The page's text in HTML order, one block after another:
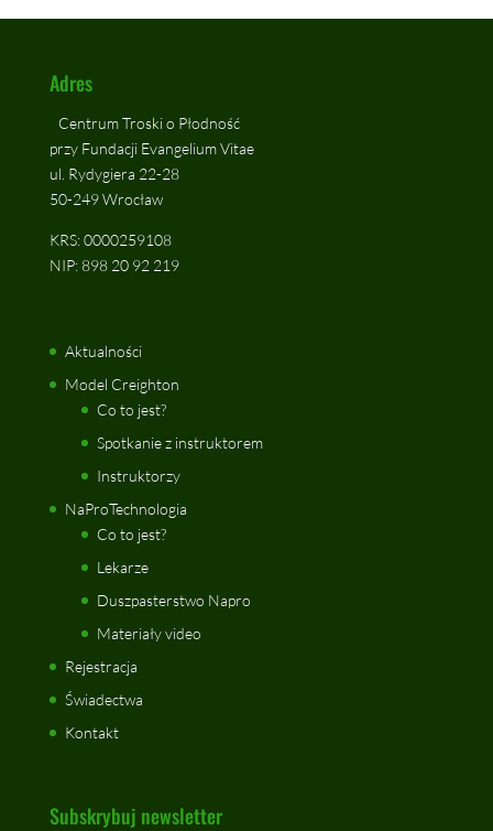
Adres
Centrum Troski o Płodność
przy Fundacji Evangelium Vitae
ul. Rydygiera 22-28
50-249 Wrocław
KRS: 0000259108
NIP: 898 20 92 219
Aktualności
Model Creighton
Co to jest?
Spotkanie z instruktorem
Instruktorzy
NaProTechnologia
Co to jest?
Lekarze
Duszpasterstwo Napro
Materiały video
Rejestracja
Świadectwa
Kontakt
Subskrybuj newsletter